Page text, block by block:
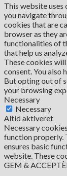
This website
you navigate
cookies that are
browser as they
functionalities of
that help us
These cookies
consent. You also
But opting out of
your browsing
Necessary
Necessary
Altid aktiveret
Necessary
function properly.
ensures basic
website. These
GEM &